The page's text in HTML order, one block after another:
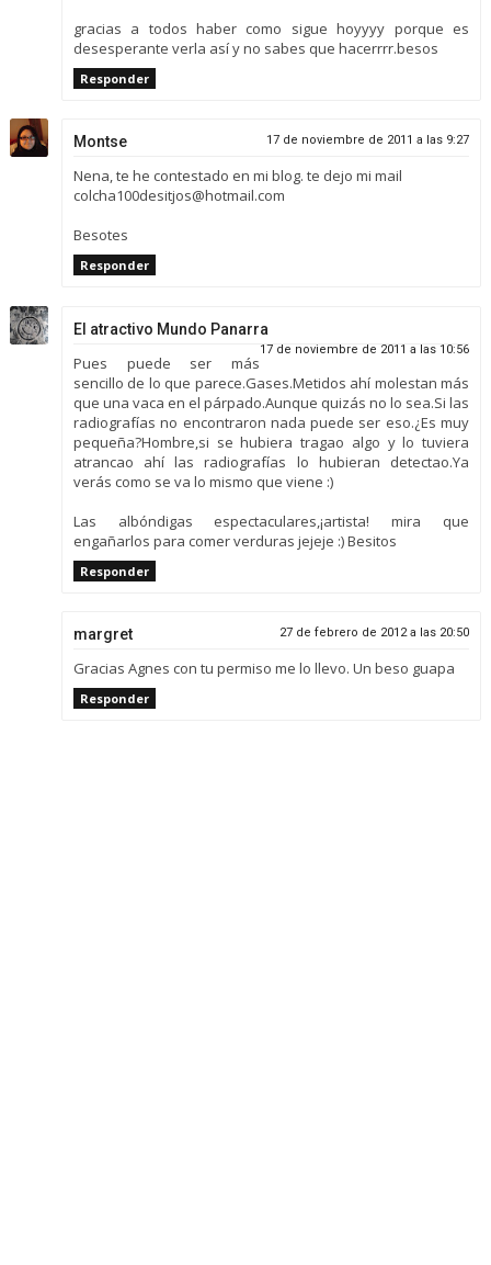
gracias a todos haber como sigue hoyyyy porque es
desesperante verla así y no sabes que hacerrrr.besos
Responder
Montse 17 de noviembre de 2011 a las 9:27
Nena, te he contestado en mi blog. te dejo mi mail
colcha100desitjos@hotmail.com
Besotes
Responder
El atractivo Mundo Panarra
17 de noviembre de 2011 a las 10:56
Pues puede ser más
sencillo de lo que parece.Gases.Metidos ahí molestan más
que una vaca en el párpado.Aunque quizás no lo sea.Si las
radiografías no encontraron nada puede ser eso.¿Es muy
pequeña?Hombre,si se hubiera tragao algo y lo tuviera
atrancao ahí las radiografías lo hubieran detectao.Ya
verás como se va lo mismo que viene :)
Las albóndigas espectaculares,¡artista! mira que
engañarlos para comer verduras jejeje :) Besitos
Responder
margret 27 de febrero de 2012 a las 20:50
Gracias Agnes con tu permiso me lo llevo. Un beso guapa
Responder